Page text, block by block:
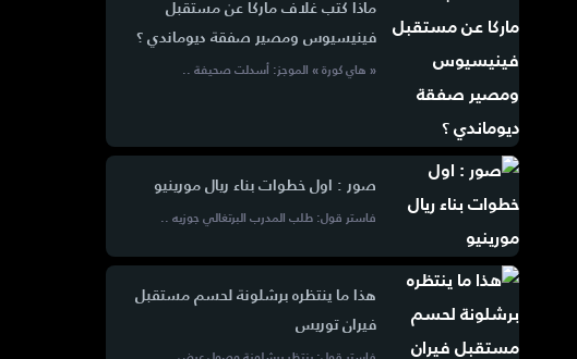
ماذا كتب غلاف ماركا عن مستقبل
فينيسيوس ومصير صفقة ديوماندي ؟
« هاي كورة » الموجز: أسدلت صحيفة ..
صور : اول خطوات بناء ريال مورينيو
فاستر قول: طلب المدرب البرتغالي جوزيه ..
هذا ما ينتظره برشلونة لحسم مستقبل
فيران توريس